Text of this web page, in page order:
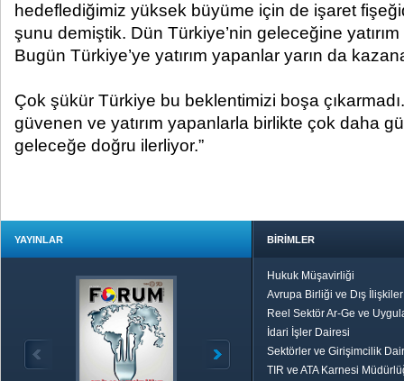
hedeflediğimiz yüksek büyüme için de işaret
şunu demiştik. Dün Türkiye’nin geleceğine
Bugün Türkiye’ye yatırım yapanlar yarın da
Çok şükür Türkiye bu beklentimizi boşa
güvenen ve yatırım yapanlarla birlikte çok daha
geleceğe doğru ilerliyor.”
YAYINLAR BİRİMLER
Hukuk Müşavirliği
Avrupa Birliği ve Dış
Reel Sektör Ar-Ge ve
İdari İşler Dairesi
Sektörler ve Girişimcilik
TIR ve ATA Karnesi